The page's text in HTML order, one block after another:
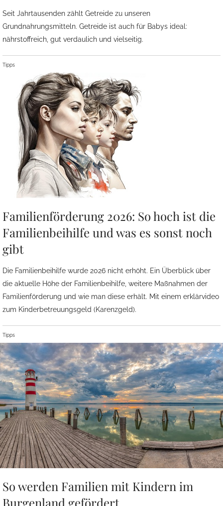
Seit Jahrtausenden zählt Getreide zu unseren
Grundnahrungsmitteln. Getreide ist auch für Babys ideal:
nährstoffreich, gut verdaulich und vielseitig.
Tipps
Familienförderung 2026: So hoch ist die
Familienbeihilfe und was es sonst noch
gibt
Die Familienbeihilfe wurde 2026 nicht erhöht. Ein Überblick über
die aktuelle Höhe der Familienbeihilfe, weitere Maßnahmen der
Familienförderung und wie man diese erhält. Mit einem erklärvideo
zum Kinderbetreuungsgeld (Karenzgeld).
Tipps
So werden Familien mit Kindern im
Burgenland gefördert